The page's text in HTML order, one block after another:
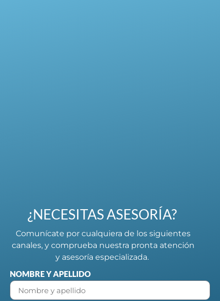
¿NECESITAS ASESORÍA?
Comunícate por cualquiera de los siguientes
canales, y comprueba nuestra pronta atención
y asesoría especializada.
NOMBRE Y APELLIDO